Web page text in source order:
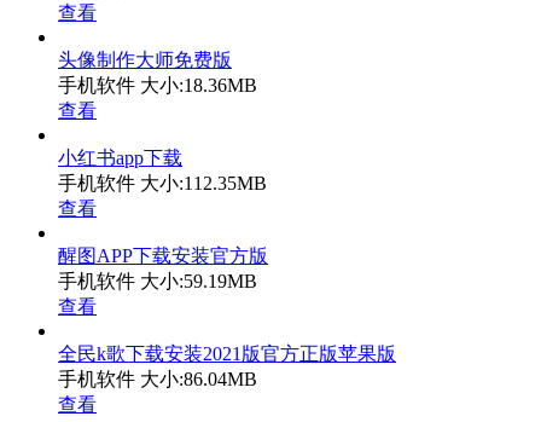
查看
头像制作大师免费版
手机软件 大小:18.36MB
查看
小红书app下载
手机软件 大小:112.35MB
查看
醒图APP下载安装官方版
手机软件 大小:59.19MB
查看
全民k歌下载安装2021版官方正版苹果版
手机软件 大小:86.04MB
查看